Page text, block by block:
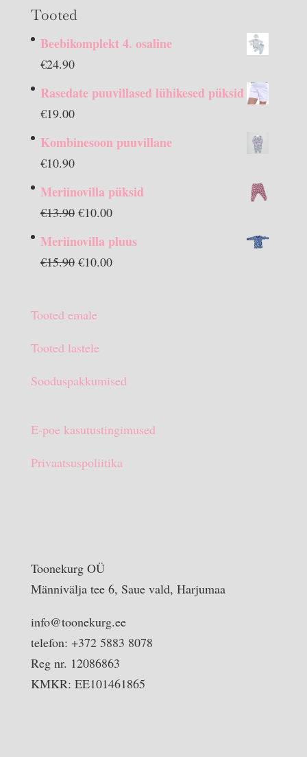
Tooted
Beebikomplekt 4. osaline
€24.90
Rasedate puuvillased lühikesed püksid
€19.00
Kombinesoon puuvillane
€10.90
Meriinovilla püksid
€13.90 Algne
€10.00Praegune
on:
Meriinovilla pluus
€15.90 Algne
€15.90.
€10.00Praegune
Tooted emale
Tooted lastele
Sooduspakkumised
E-poe kasutustingimused
Privaatsuspoliitika
Toonekurg OÜ
Männivälja tee 6, Saue vald, Harjumaa
info@toonekurg.ee
telefon: +372 5883 8078
Reg nr. 12086863
KMKR: EE101461865